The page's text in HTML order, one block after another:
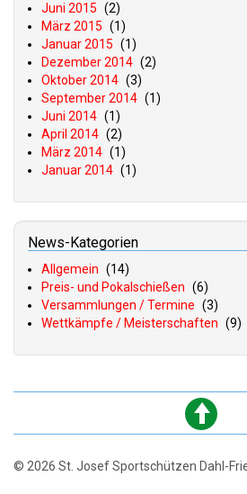
Juni 2015 (2)
März 2015 (1)
Januar 2015 (1)
Dezember 2014 (2)
Oktober 2014 (3)
September 2014 (1)
Juni 2014 (1)
April 2014 (2)
März 2014 (1)
Januar 2014 (1)
News-Kategorien
Allgemein (14)
Preis- und Pokalschießen (6)
Versammlungen / Termine (3)
Wettkämpfe / Meisterschaften (9)
© 2026 St. Josef Sportschützen Dahl-